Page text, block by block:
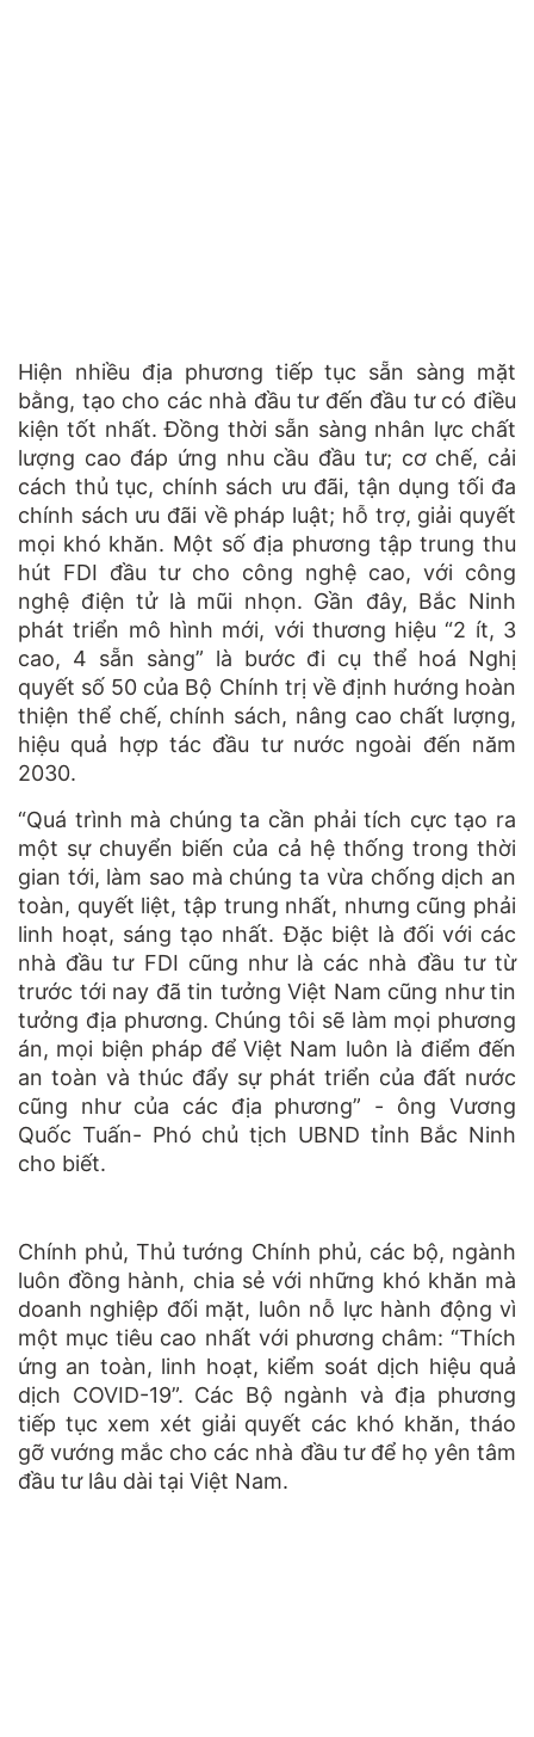
Hiện nhiều địa phương tiếp tục sẵn sàng mặt
bằng, tạo cho các nhà đầu tư đến đầu tư có điều
kiện tốt nhất. Đồng thời sẵn sàng nhân lực chất
lượng cao đáp ứng nhu cầu đầu tư; cơ chế, cải
cách thủ tục, chính sách ưu đãi, tận dụng tối đa
chính sách ưu đãi về pháp luật; hỗ trợ, giải quyết
mọi khó khăn. Một số địa phương tập trung thu
hút FDI đầu tư cho công nghệ cao, với công
nghệ điện tử là mũi nhọn. Gần đây, Bắc Ninh
phát triển mô hình mới, với thương hiệu “2 ít, 3
cao, 4 sẵn sàng” là bước đi cụ thể hoá Nghị
quyết số 50 của Bộ Chính trị về định hướng hoàn
thiện thể chế, chính sách, nâng cao chất lượng,
hiệu quả hợp tác đầu tư nước ngoài đến năm
2030.
“Quá trình mà chúng ta cần phải tích cực tạo ra
một sự chuyển biến của cả hệ thống trong thời
gian tới, làm sao mà chúng ta vừa chống dịch an
toàn, quyết liệt, tập trung nhất, nhưng cũng phải
linh hoạt, sáng tạo nhất. Đặc biệt là đối với các
nhà đầu tư FDI cũng như là các nhà đầu tư từ
trước tới nay đã tin tưởng Việt Nam cũng như tin
tưởng địa phương. Chúng tôi sẽ làm mọi phương
án, mọi biện pháp để Việt Nam luôn là điểm đến
an toàn và thúc đẩy sự phát triển của đất nước
cũng như của các địa phương” - ông Vương
Quốc Tuấn- Phó chủ tịch UBND tỉnh Bắc Ninh
cho biết.
Chính phủ, Thủ tướng Chính phủ, các bộ, ngành
luôn đồng hành, chia sẻ với những khó khăn mà
doanh nghiệp đối mặt, luôn nỗ lực hành động vì
một mục tiêu cao nhất với phương châm: “Thích
ứng an toàn, linh hoạt, kiểm soát dịch hiệu quả
dịch COVID-19”. Các Bộ ngành và địa phương
tiếp tục xem xét giải quyết các khó khăn, tháo
gỡ vướng mắc cho các nhà đầu tư để họ yên tâm
đầu tư lâu dài tại Việt Nam.